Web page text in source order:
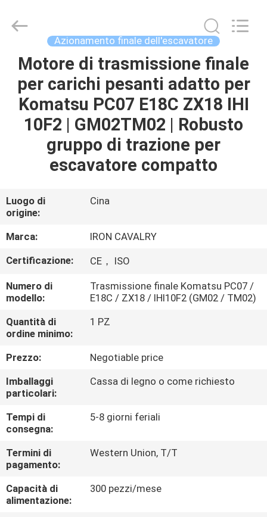
CASA
PRODOTTI
VIDEO
MOSTRA
VR
CHI
SIAMO
FATORY
TOUR
CONTROLLO
DI
QUALITÀ
CONTATTACI
NOTIZIE
TUTTI
Machinery
Reserved.
Azionamento finale dell'escavatore
Motore di trasmissione finale
per carichi pesanti adatto per
Komatsu PC07 E18C ZX18 IHI
10F2 | GM02TM02 | Robusto
gruppo di trazione per
escavatore compatto
Luogo di
origine:
Cina
Marca:
IRON CAVALRY
Certificazione:
CE， ISO
Numero di
modello:
Trasmissione finale Komatsu PC07 /
E18C / ZX18 / IHI10F2 (GM02 / TM02)
Quantità di
ordine minimo:
1 PZ
Prezzo:
Negotiable price
Imballaggi
particolari:
Cassa di legno o come richiesto
Tempi di
consegna:
5-8 giorni feriali
Termini di
pagamento:
Western Union, T/T
Capacità di
alimentazione:
300 pezzi/mese